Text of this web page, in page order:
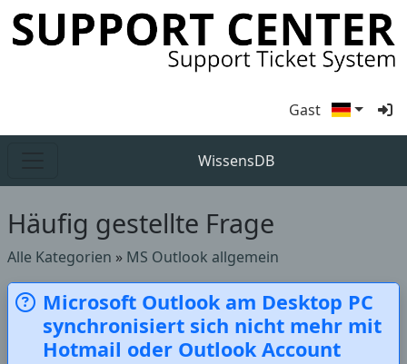
Gast
WissensDB
Häufig gestellte Frage
Alle Kategorien » MS Outlook allgemein
Microsoft Outlook am Desktop PC
synchronisiert sich nicht mehr mit
Hotmail oder Outlook Account